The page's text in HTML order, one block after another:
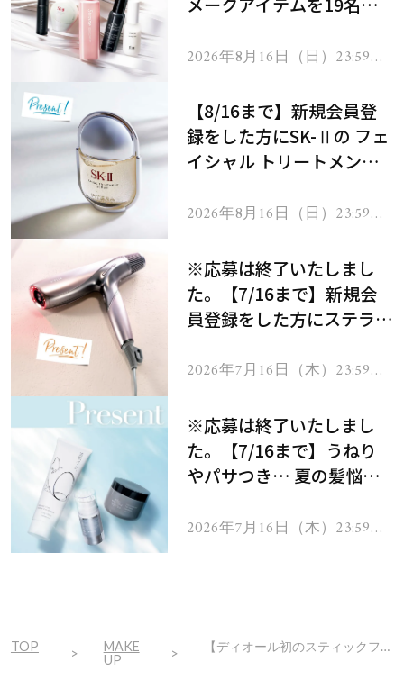
2026年8月16日（日）23:59ま
【8/16まで】新規会員登
録をした方にSK-Ⅱの フェ
イシャル トリートメント
2026年8月16日（日）23:59ま
※応募は終了いたしまし
た。【7/16まで】新規会
員登録をした方にステラボ
ヘアドライヤー ジュエル
2026年7月16日（木）23:59ま
※応募は終了いたしまし
た。【7/16まで】うねり
やパサつき… 夏の髪悩み
ムを13名様にプレゼン
2026年7月16日（木）23:59ま
TOP
MAKE
UP
【ディオール初のスティックファンデ】美肌フィルター級！大人のアラもサッと隠れる補正力がすごすぎる